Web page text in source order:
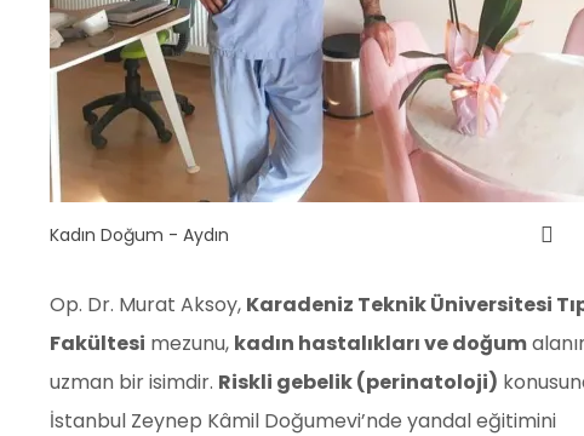
Kadın Doğum - Aydın
Op. Dr. Murat Aksoy, Karadeniz Teknik Üniversitesi
Fakültesi mezunu, kadın hastalıkları ve doğum
uzman bir isimdir. Riskli gebelik (perinatoloji)
İstanbul Zeynep Kâmil Doğumevi’nde yandal eğitimini